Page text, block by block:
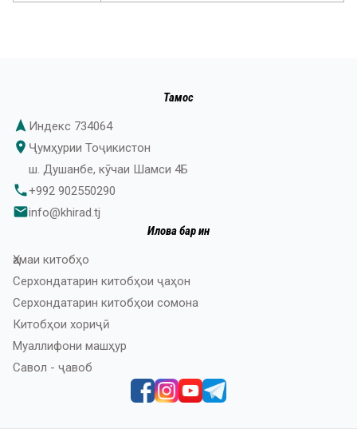
Илова бар ин
Ҳамаи китобҳо
Серхондатарин китобҳои ҷаҳон
Серхондатарин китобҳои сомона
Китобҳои хориҷӣ
Муаллифони машҳур
Савол - ҷавоб
Тамос
navigation Индекс 734064
place Ҷумҳурии Тоҷикистон
ш. Душанбе, кӯчаи Шамси 4Б
phone+992 902550290
emailinfo@khirad.tj